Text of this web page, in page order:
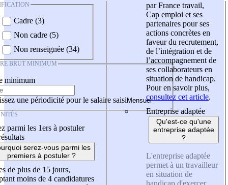
Cadre (3)
Non cadre (5)
Non renseignée (34)
BRUT MINIMUM
minimum
une périodicité pour le salaire saisi
parmi les 1ers à postuler
serez-vous parmi les
premiers à postuler ?
de plus de 15 jours,
moins de 4 candidatures
par France travail,
Cap emploi et ses
partenaires pour ses
actions concrètes en
faveur du recrutement,
de l’intégration et de
l’accompagnement de
ses collaborateurs en
situation de handicap.
Pour en savoir plus,
consultez cet article.
Entreprise adaptée
Qu'est-ce qu'une
entreprise adaptée
?
L'entreprise adaptée
permet à un travailleur
en situation de
handicap d'exercer